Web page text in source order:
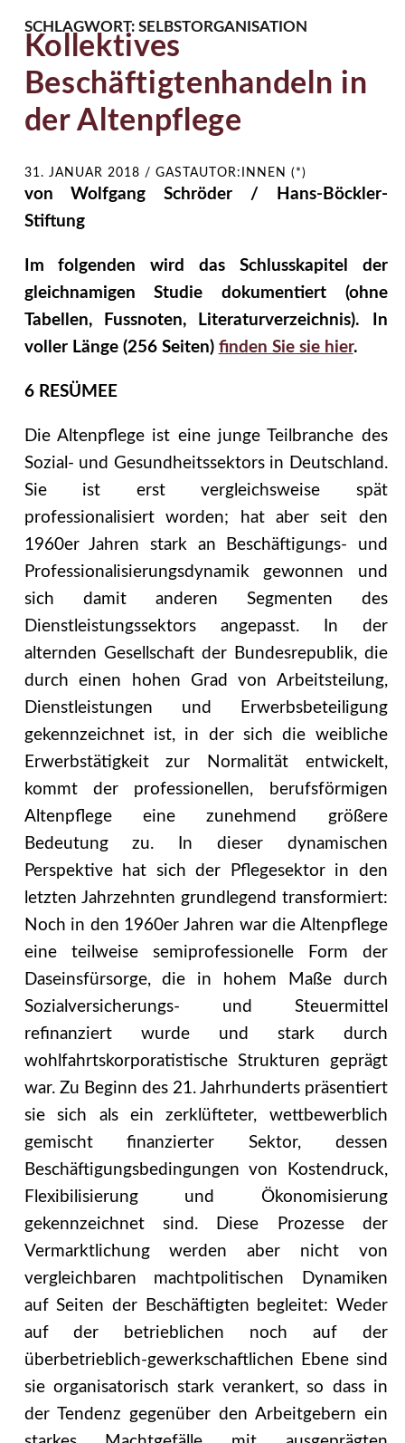
SCHLAGWORT: SELBSTORGANISATION
Kollektives
Beschäftigtenhandeln in
der Altenpflege
31. JANUAR 2018 / GASTAUTOR:INNEN (*)
von Wolfgang Schröder / Hans-Böckler-
Stiftung
Im folgenden wird das Schlusskapitel der
gleichnamigen Studie dokumentiert (ohne
Tabellen, Fussnoten, Literaturverzeichnis). In
voller Länge (256 Seiten) finden Sie sie hier.
6 RESÜMEE
Die Altenpflege ist eine junge Teilbranche des
Sozial- und Gesundheitssektors in Deutschland.
Sie ist erst vergleichsweise spät
professionalisiert worden; hat aber seit den
1960er Jahren stark an Beschäftigungs- und
Professionalisierungsdynamik gewonnen und
sich damit anderen Segmenten des
Dienstleistungssektors angepasst. In der
alternden Gesellschaft der Bundesrepublik, die
durch einen hohen Grad von Arbeitsteilung,
Dienstleistungen und Erwerbsbeteiligung
gekennzeichnet ist, in der sich die weibliche
Erwerbstätigkeit zur Normalität entwickelt,
kommt der professionellen, berufsförmigen
Altenpflege eine zunehmend größere
Bedeutung zu. In dieser dynamischen
Perspektive hat sich der Pflegesektor in den
letzten Jahrzehnten grundlegend transformiert:
Noch in den 1960er Jahren war die Altenpflege
eine teilweise semiprofessionelle Form der
Daseinsfürsorge, die in hohem Maße durch
Sozialversicherungs- und Steuermittel
refinanziert wurde und stark durch
wohlfahrtskorporatistische Strukturen geprägt
war. Zu Beginn des 21. Jahrhunderts präsentiert
sie sich als ein zerklüfteter, wettbewerblich
gemischt finanzierter Sektor, dessen
Beschäftigungsbedingungen von Kostendruck,
Flexibilisierung und Ökonomisierung
gekennzeichnet sind. Diese Prozesse der
Vermarktlichung werden aber nicht von
vergleichbaren machtpolitischen Dynamiken
auf Seiten der Beschäftigten begleitet: Weder
auf der betrieblichen noch auf der
überbetrieblich-gewerkschaftlichen Ebene sind
sie organisatorisch stark verankert, so dass in
der Tendenz gegenüber den Arbeitgebern ein